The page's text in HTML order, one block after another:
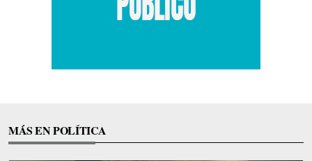
MÁS EN POLÍTICA